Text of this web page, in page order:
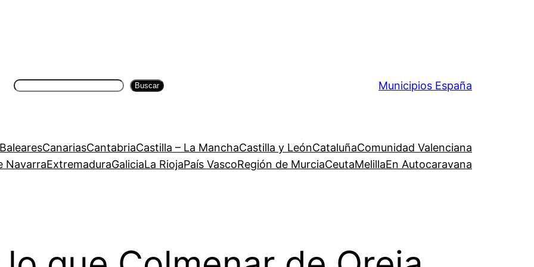
Buscar Buscar Municipios España
CanariasCantabriaCastilla – La ManchaCastilla y LeónCataluñaComunidad Valenciana
NavarraExtremaduraGaliciaLa RiojaPaís VascoRegión de MurciaCeutaMelillaEn Autocaravana